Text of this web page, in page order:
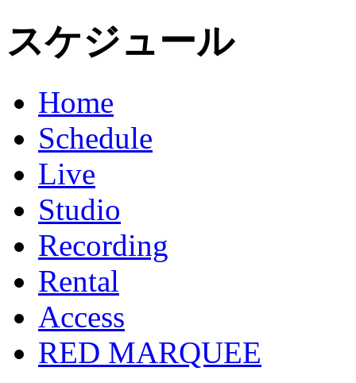
スケジュール
Home
Schedule
Live
Studio
Recording
Rental
Access
RED MARQUEE